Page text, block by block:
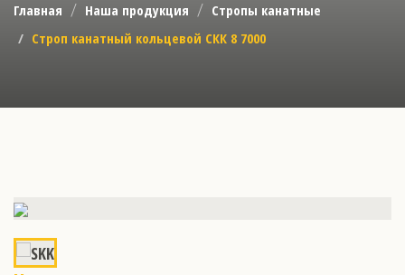
Главная Наша продукция
Стропы канатные
Строп канатный кольцевой СКК 8 7000